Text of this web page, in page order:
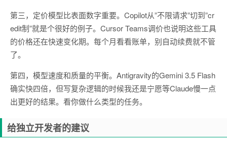
第三，定价模型比表面数字重要。Copilot从”不限请求”切到”cr
edit制”就是个很好的例子。Cursor Teams调价也说明这些工具
的价格还在快速变化期。每个月看看账单，别自动续费就不管
了。
第四，模型速度和质量的平衡。Antigravity的Gemini 3.5 Flash
确实快四倍，但写复杂逻辑的时候我还是宁愿等Claude慢一点
出更好的结果。看你做什么类型的任务。
给独立开发者的建议